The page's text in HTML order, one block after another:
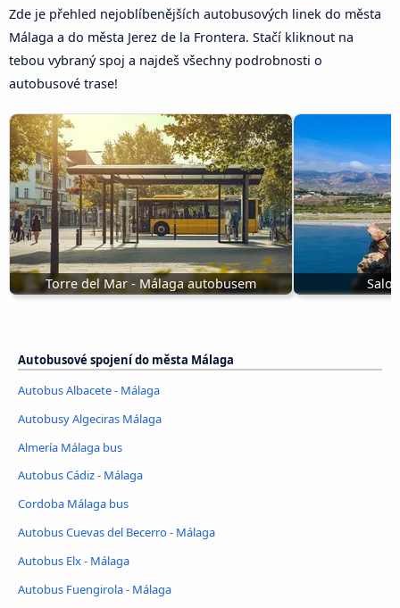
Zde je přehled nejoblíbenějších autobusových linek do města
Málaga a do města Jerez de la Frontera. Stačí kliknout na
tebou vybraný spoj a najdeš všechny podrobnosti o
autobusové trase!
Torre del Mar - Málaga autobusem
Autobusové spojení do města Málaga
Autobus Albacete - Málaga
Autobusy Algeciras Málaga
Almería Málaga bus
Autobus Cádiz - Málaga
Cordoba Málaga bus
Autobus Cuevas del Becerro - Málaga
Autobus Elx - Málaga
Autobus Fuengirola - Málaga